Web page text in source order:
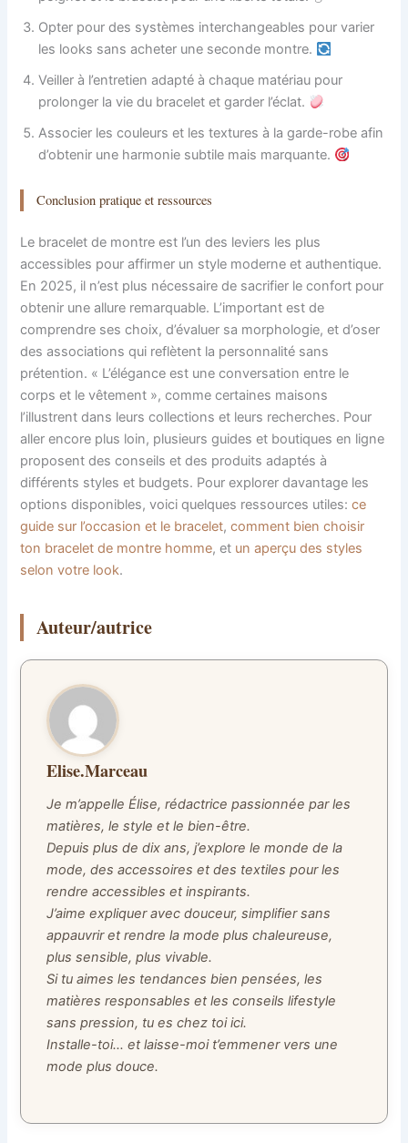
Opter pour des systèmes interchangeables pour varier
les looks sans acheter une seconde montre.
Veiller à l’entretien adapté à chaque matériau pour
prolonger la vie du bracelet et garder l’éclat.
Associer les couleurs et les textures à la garde-robe afin
d’obtenir une harmonie subtile mais marquante.
Conclusion pratique et ressources
Le bracelet de montre est l’un des leviers les plus
accessibles pour affirmer un style moderne et authentique.
En 2025, il n’est plus nécessaire de sacrifier le confort pour
obtenir une allure remarquable. L’important est de
comprendre ses choix, d’évaluer sa morphologie, et d’oser
des associations qui reflètent la personnalité sans
prétention. « L’élégance est une conversation entre le
corps et le vêtement », comme certaines maisons
l’illustrent dans leurs collections et leurs recherches. Pour
aller encore plus loin, plusieurs guides et boutiques en ligne
proposent des conseils et des produits adaptés à
différents styles et budgets. Pour explorer davantage les
options disponibles, voici quelques ressources utiles:ce
guide sur l’occasion et le bracelet,comment bien choisir
ton bracelet de montre homme, et un aperçu des styles
selon votre look.
Auteur/autrice
Elise.Marceau
Je m’appelle Élise, rédactrice passionnée par les
matières, le style et le bien-être.
Depuis plus de dix ans, j’explore le monde de la
mode, des accessoires et des textiles pour les
rendre accessibles et inspirants.
J’aime expliquer avec douceur, simplifier sans
appauvrir et rendre la mode plus chaleureuse,
plus sensible, plus vivable.
Si tu aimes les tendances bien pensées, les
matières responsables et les conseils lifestyle
sans pression, tu es chez toi ici.
Installe-toi… et laisse-moi t’emmener vers une
mode plus douce.